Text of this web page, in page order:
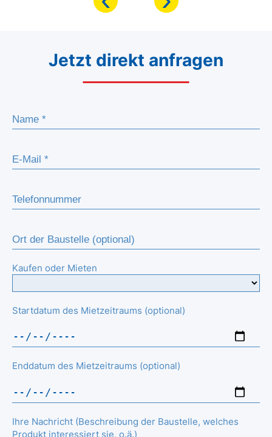
Jetzt direkt anfragen
Kaufen oder Mieten
Startdatum des Mietzeitraums (optional)
Enddatum des Mietzeitraums (optional)
Ihre Nachricht (Beschreibung der Baustelle, welches
Produkt interessiert sie, o.ä.)